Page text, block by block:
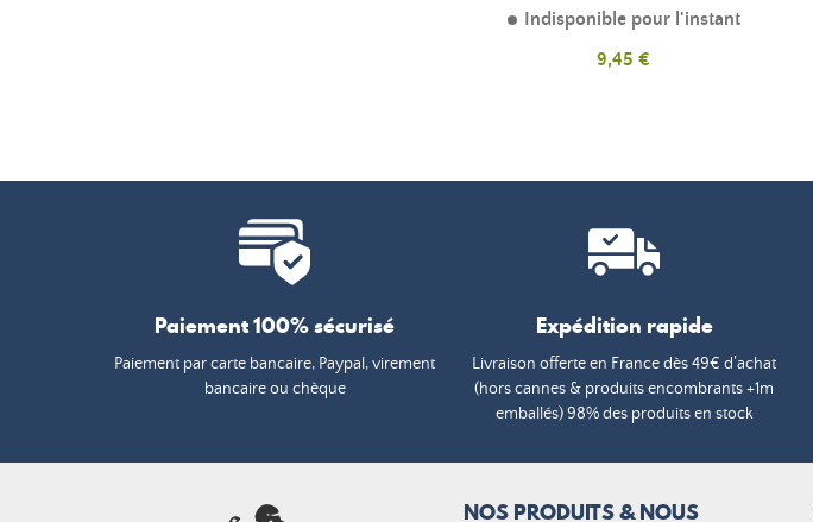
Indisponible pour l'instant
Prix
9,45 €
Paiement 100% sécurisé
Paiement par carte bancaire, Paypal, virement
bancaire ou chèque
Expédition rapide
Livraison offerte en France dès 49€ d’achat
(hors cannes & produits encombrants +1m
emballés) 98% des produits en stock
NOS PRODUITS & NOUS